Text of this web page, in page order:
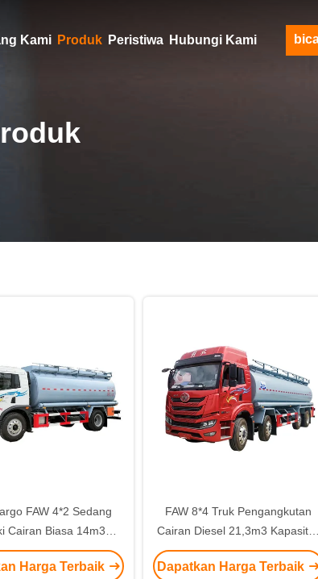
Kami Produk Peristiwa Hubungi Kami
FAW 4*2 Sedang
Cairan Biasa 14m3
Transmisi Manual
Harga Terbaik
FAW 8*4 Truk Pengangkutan
Cairan Diesel 21,3m3 Kapasitas
Kecepatan Maksimum 79 Km/H
Dapatkan Harga Terbaik